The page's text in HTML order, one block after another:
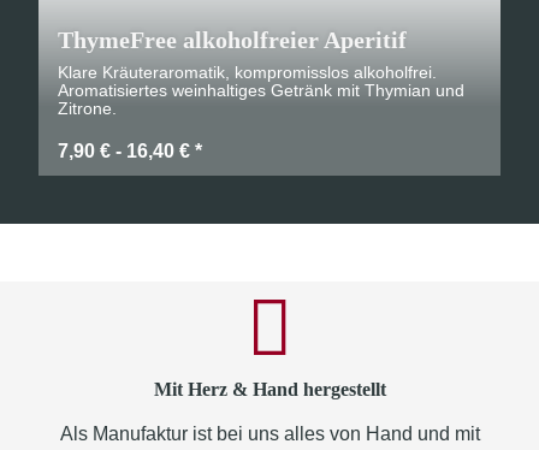
ThymeFree alkoholfreier Aperitif
Klare Kräuteraromatik, kompromisslos alkoholfrei.
Aromatisiertes weinhaltiges Getränk mit Thymian und
Zitrone.
7,90 € - 16,40 € *
Mit Herz & Hand hergestellt
Als Manufaktur ist bei uns alles von Hand und mit